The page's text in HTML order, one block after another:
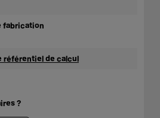
fabrication
référentiel de calcul
?